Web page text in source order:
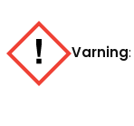
Varning: